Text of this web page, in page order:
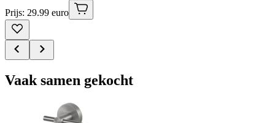
Prijs: 29.99 euro
Vaak samen gekocht